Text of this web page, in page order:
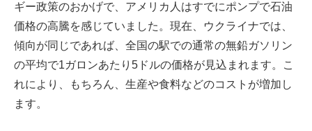
ギー政策のおかげで、アメリカ人はすでにポンプで石油
価格の高騰を感じていました。現在、ウクライナでは、
傾向が同じであれば、全国の駅での通常の無鉛ガソリン
の平均で1ガロンあたり5ドルの価格が見込まれます。こ
れにより、もちろん、生産や食料などのコストが増加し
ます。